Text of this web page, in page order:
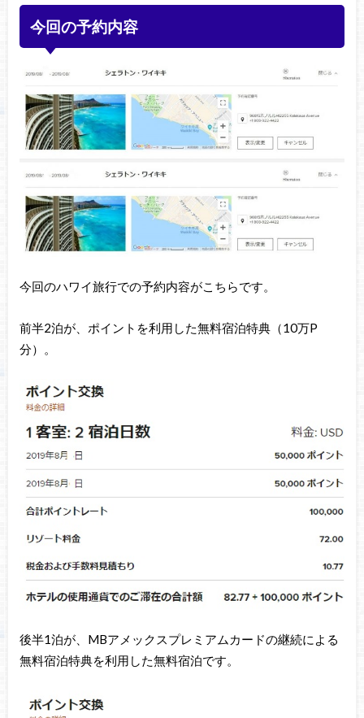
今回の予約内容
今回のハワイ旅行での予約内容がこちらです。
前半2泊が、ポイントを利用した無料宿泊特典（10万P
分）。
後半1泊が、MBアメックスプレミアムカードの継続による
無料宿泊特典を利用した無料宿泊です。